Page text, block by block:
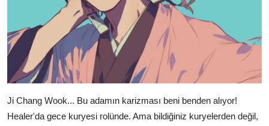
Ji Chang Wook... Bu adamın karizması beni benden alıyor!
Healer'da gece kuryesi rolünde. Ama bildiğiniz kuryelerden değil,